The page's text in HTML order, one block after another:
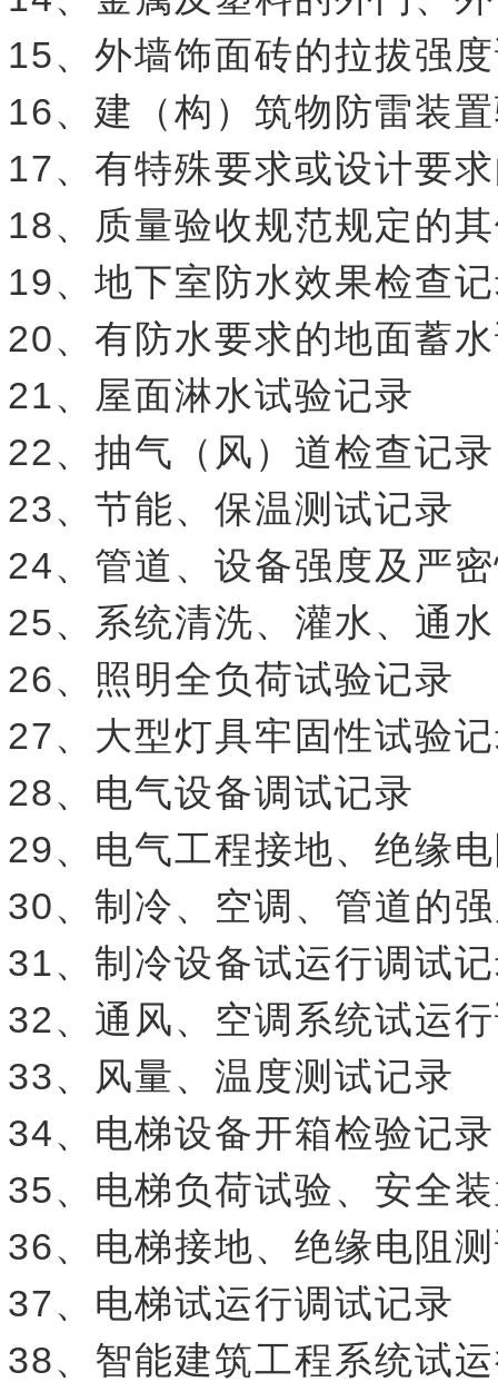
15、外墙饰面砖的拉拔强
16、建（构）筑物防雷装
17、有特殊要求或设计要
18、质量验收规范规定的
19、地下室防水效果检查
20、有防水要求的地面蓄
21、屋面淋水试验记录
22、抽气（风）道检查记录
23、节能、保温测试记录
24、管道、设备强度及严
25、系统清洗、灌水、通
26、照明全负荷试验记录
27、大型灯具牢固性试验
28、电气设备调试记录
29、电气工程接地、绝缘
30、制冷、空调、管道的
31、制冷设备试运行调试
32、通风、空调系统试运
33、风量、温度测试记录
34、电梯设备开箱检验记录
35、电梯负荷试验、安全
36、电梯接地、绝缘电阻
37、电梯试运行调试记录
38、智能建筑工程系统试